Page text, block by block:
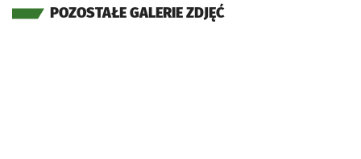
POZOSTAŁE GALERIE ZDJĘĆ